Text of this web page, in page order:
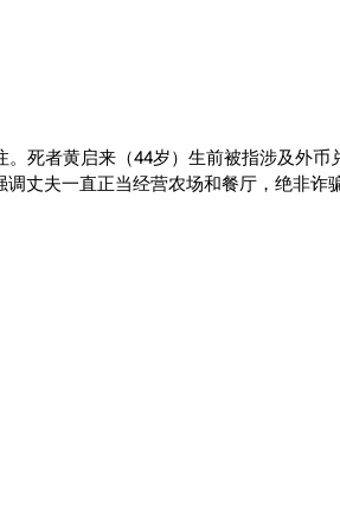
。死者黄启来（44岁）生前被指涉及外币
丈夫一直正当经营农场和餐厅，绝非诈